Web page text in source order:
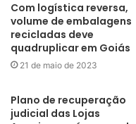
Com logística reversa,
volume de embalagens
recicladas deve
quadruplicar em Goiás
21 de maio de 2023
Plano de recuperação
judicial das Lojas